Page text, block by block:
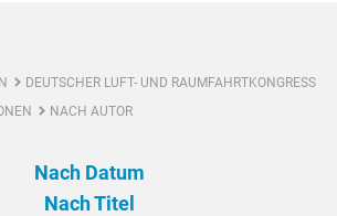
DEUTSCHER LUFT- UND RAUMFAHRTKONGRESS
NACH AUTOR
Nach Datum
Nach Titel